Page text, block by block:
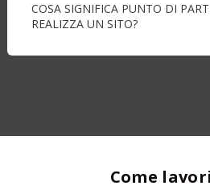
COSA SIGNIFICA PUNTO DI
REALIZZA UN SITO?
Come